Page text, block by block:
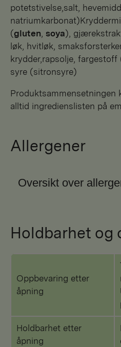
potetstivelse,salt,
(gluten,soya),
løk, hvitløk,
krydder,rapsolje,
syre (sitronsyre)
Produktsammensetningen
alltid ingredienslisten på
Allergener
Oversikt over
Holdbarhet og
Oppbevaring etter
åpning
Holdbarhet etter
åpning